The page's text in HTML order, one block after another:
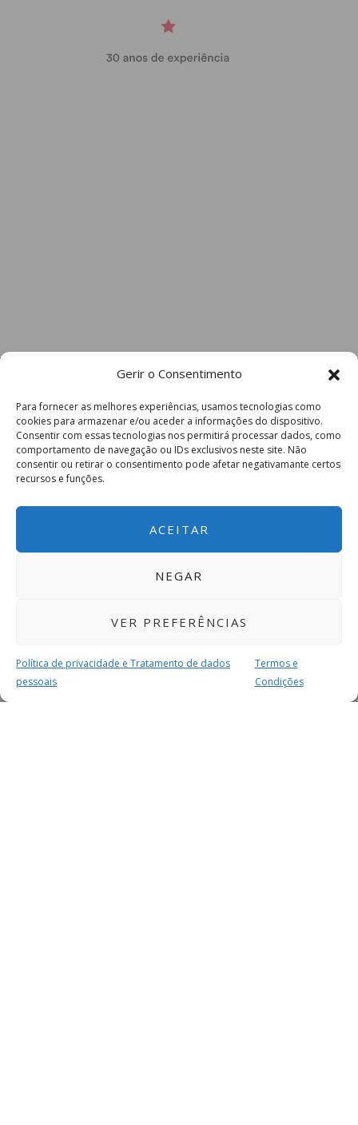
Gerir o Consentimento
Para fornecer as melhores experiências, usamos tecnologias como
cookies para armazenar e/ou aceder a informações do dispositivo.
Consentir com essas tecnologias nos permitirá processar dados, como
comportamento de navegação ou IDs exclusivos neste site. Não
consentir ou retirar o consentimento pode afetar negativamante certos
recursos e funções.
ACEITAR
NEGAR
VER PREFERÊNCIAS
Política de privacidade e Tratamento de dados
pessoais
Termos e
Condições